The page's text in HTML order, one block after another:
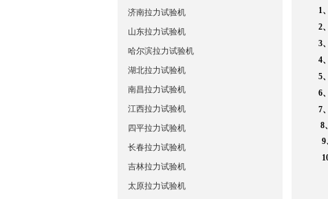
1
2
3
4
5
6
7
8
9
济南拉力试验机
山东拉力试验机
哈尔滨拉力试验机
湖北拉力试验机
南昌拉力试验机
江西拉力试验机
四平拉力试验机
长春拉力试验机
吉林拉力试验机
太原拉力试验机